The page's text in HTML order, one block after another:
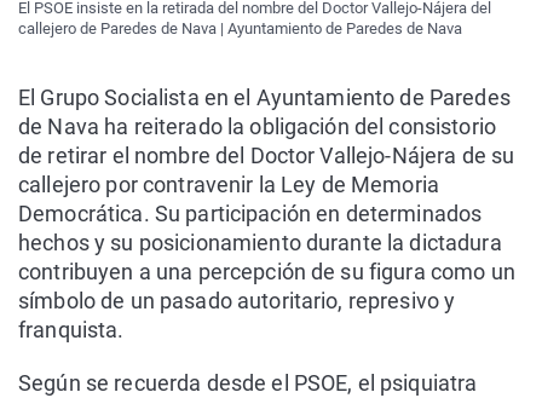
El PSOE insiste en la retirada del nombre del Doctor Vallejo-Nájera del
callejero de Paredes de Nava | Ayuntamiento de Paredes de Nava
El Grupo Socialista en el Ayuntamiento de Paredes
de Nava ha reiterado la obligación del consistorio
de retirar el nombre del Doctor Vallejo-Nájera de su
callejero por contravenir la Ley de Memoria
Democrática. Su participación en determinados
hechos y su posicionamiento durante la dictadura
contribuyen a una percepción de su figura como un
símbolo de un pasado autoritario, represivo y
franquista.
Según se recuerda desde el PSOE, el psiquiatra